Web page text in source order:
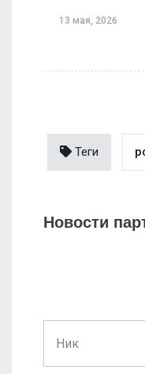
13 мая, 2026
Теги
Новости